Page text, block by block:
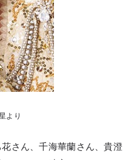
より
さん、千海華蘭さん、貴澄